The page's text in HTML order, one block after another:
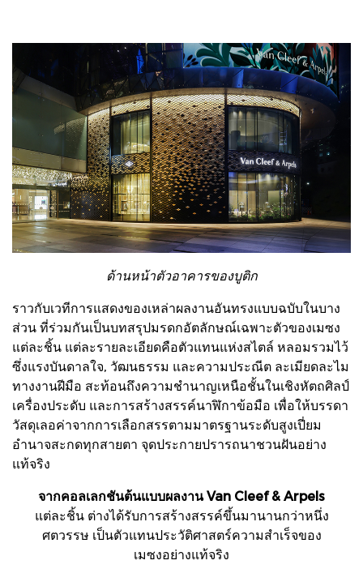
ด้านหน้าตัวอาคารของบูติก
ราวกับเวทีการแสดงของเหล่าผลงานอันทรงแบบฉบับในบาง
ส่วน ที่ร่วมกันเป็นบทสรุปมรดกอัตลักษณ์เฉพาะตัวของเมซง
แต่ละชิ้น แต่ละรายละเอียดคือตัวแทนแห่งสไตล์ หลอมรวมไว้
ซึ่งแรงบันดาลใจ, วัฒนธรรม และความประณีต ละเมียดละไม
ทางงานฝีมือ สะท้อนถึงความชำนาญเหนือชั้นในเชิงหัตถศิลป์
เครื่องประดับ และการสร้างสรรค์นาฬิกาข้อมือ เพื่อให้บรรดา
วัสดุเลอค่าจากการเลือกสรรตามมาตรฐานระดับสูงเปี่ยม
อำนาจสะกดทุกสายตา จุดประกายปรารถนาชวนฝันอย่าง
แท้จริง
จากคอลเลกชันต้นแบบผลงาน Van Cleef & Arpels
แต่ละชิ้น ต่างได้รับการสร้างสรรค์ขึ้นมานานกว่าหนึ่ง
ศตวรรษ เป็นตัวแทนประวัติศาสตร์ความสำเร็จของ
เมซงอย่างแท้จริง